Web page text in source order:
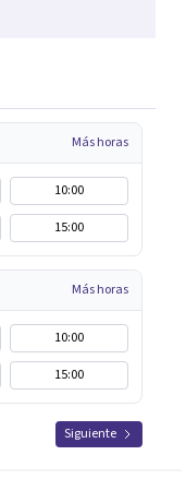
Más horas
10:00
15:00
Más horas
10:00
15:00
Siguiente